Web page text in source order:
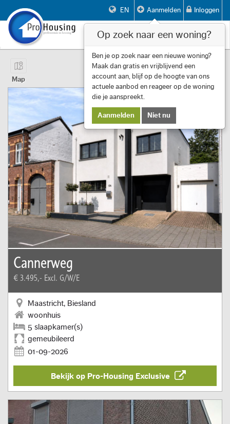
EN Aanmelden Inloggen
Toggle
Pagina 1 van 14 Item 1 tot 10 van 133
Map
First Previous Next Last
Cannerweg
€ 3.495,- Excl. G/W/E
Maastricht, Biesland
woonhuis
5 slaapkamer(s)
gemeubileerd
01-09-2026
Bekijk op Pro-Housing Exclusive
Op zoek naar een woning?
Ben je op zoek naar een nieuwe woning?
Maak dan gratis en vrijblijvend een
account aan, blijf op de hoogte van ons
actuele aanbod en reageer op de woning
die je aanspreekt.
Aanmelden Niet nu